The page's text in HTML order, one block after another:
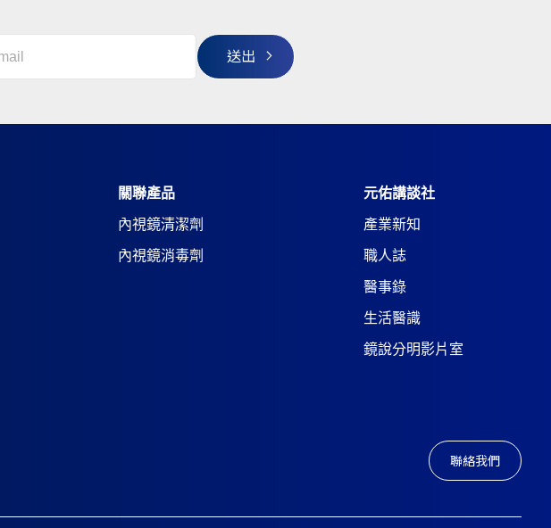
關聯產品
內視鏡清潔劑
內視鏡消毒劑
元佑講談社
產業新知
職人誌
醫事錄
生活醫識
鏡說分明影片室
聯絡我們